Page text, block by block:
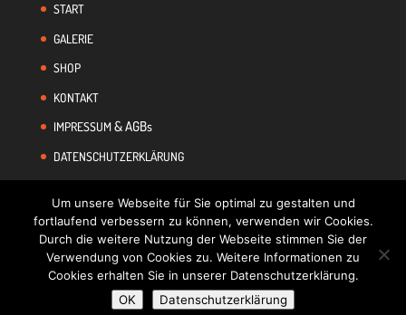
START
GALE­RIE
SHOP
KON­TAKT
IMPRES­SUM& AGBs
DATEN­SCHUTZ­ER­KLÄ­RUNG
Designed byElegant Themes| Powered byWordPress
Um unsere Webseite für Sie optimal zu gestalten und
fortlaufend verbessern zu können, verwenden wir Cookies.
Durch die weitere Nutzung der Webseite stimmen Sie der
Verwendung von Cookies zu. Weitere Informationen zu
Cookies erhalten Sie in unserer Datenschutzerklärung.
OK
Datenschutzerklärung